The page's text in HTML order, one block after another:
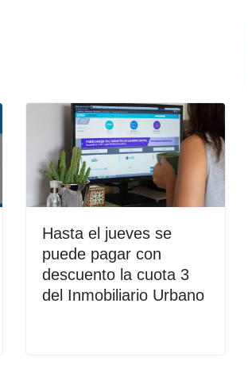
Hasta el jueves se
puede pagar con
descuento la cuota 3
del Inmobiliario Urbano